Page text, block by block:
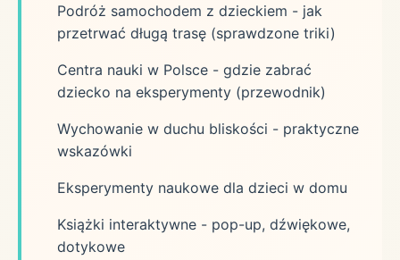
Podróż samochodem z dzieckiem - jak
przetrwać długą trasę (sprawdzone triki)
Centra nauki w Polsce - gdzie zabrać
dziecko na eksperymenty (przewodnik)
Wychowanie w duchu bliskości - praktyczne
wskazówki
Eksperymenty naukowe dla dzieci w domu
Książki interaktywne - pop-up, dźwiękowe,
dotykowe